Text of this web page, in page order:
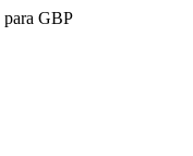
para GBP